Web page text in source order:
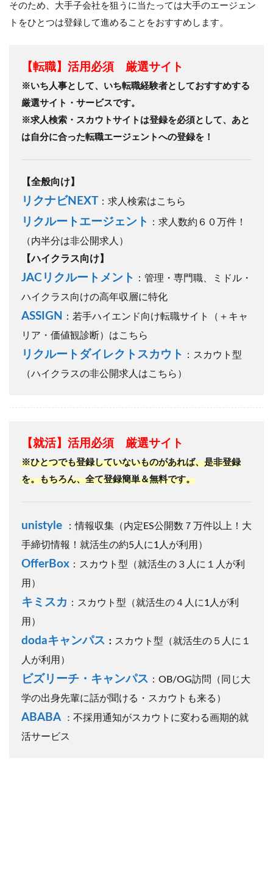
そのため、大手子会社を狙うに当たっては大手のエージェン
トをひとつは登録して進めることをおすすめします。
【転職】活用必須 厳選サイト
※いち人事として、いち転職経験者としておすすめする
厳選サイト・サービスです。
※求人検索・スカウトサイトは登録を必須として、あと
は自分に合った転職エージェントへの登録を！
【全般向け】
リクナビNEXT ：求人検索はこちら
リクルートエージェント
：求人数約６０万件！
（内半分は非公開求人）
【ハイクラス向け】
JACリクルートメント
：管理・専門職、ミドル・
ハイクラス向けの高年収層に特化
ASSIGN
：若手ハイエンド向け転職サイト（＋キャ
リア・価値観診断）はこちら
リクルートダイレクトスカウト
：スカウト型
（ハイクラスの非公開求人はこちら）
【就活】活用必須 厳選サイト
※ひとつでも登録していないものがあれば、是非登録
を。もちろん、全て登録簡単＆無料です。
unistyle
：情報収集（内定ES公開数７万件以上！大
手締切情報！就活生の約5人に1人が利用）
OfferBox ：スカウト型（就活生の３人に１人が利
用）
キミスカ ：スカウト型（就活生の４人に1人が利
用）
dodaキャンパス ： スカウト型（就活生の５人に１
人が利用）
ビズリーチ・キャンパス ：OB/OG訪問（同じ大
学の出身先輩に話が聞ける・スカウトも来る）
ABABA ： 不採用通知がスカウトに変わる画期的就
活サービス